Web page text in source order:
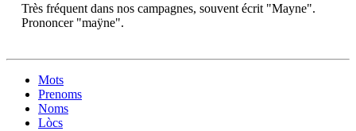
Très fréquent dans nos campagnes, souvent écrit "Mayne".
Prononcer "maÿne".
Mots
Prenoms
Noms
Lòcs